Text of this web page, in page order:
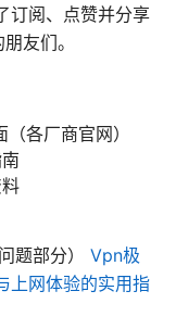
订阅、点赞并分享
友们。
各厂商官网）
题部分） Vpn极
上网体验的实用指